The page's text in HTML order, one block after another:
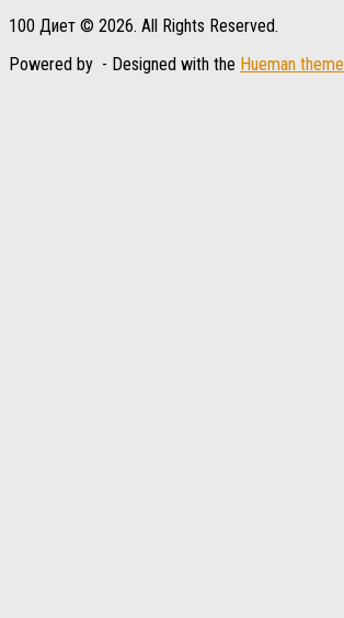
100 Диет © 2026. All Rights Reserved.
Powered by - Designed with the Hueman theme